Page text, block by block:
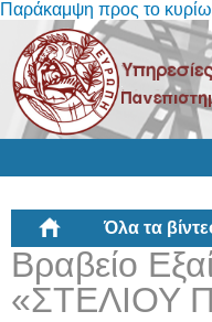
Παράκαμψη προς το
Όλα τα
Βραβείο
«ΣΤΕΛΙΟΥ